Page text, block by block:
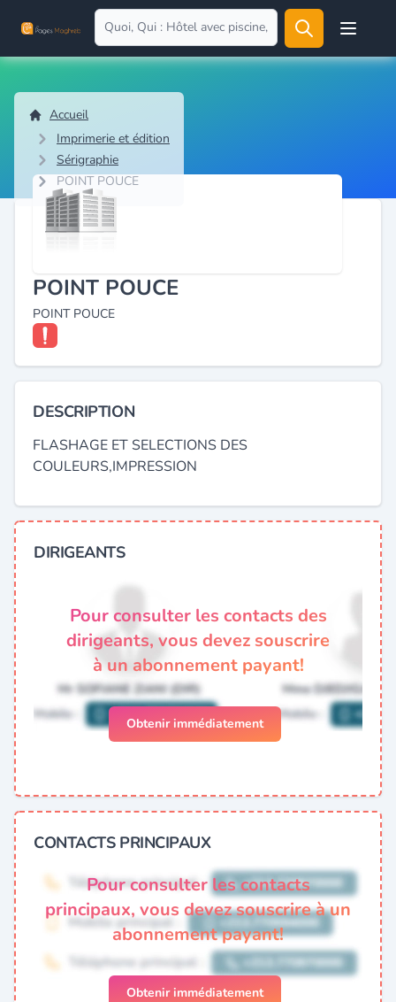
Open
Accueil
Imprimerie et édition
Sérigraphie
POINT POUCE
POINT POUCE
POINT POUCE
DESCRIPTION
FLASHAGE ET SELECTIONS DES
COULEURS,IMPRESSION
DIRIGEANTS
Pour consulter les contacts des
dirigeants, vous devez souscrire
à un abonnement payant!
Obtenir immédiatement
CONTACTS PRINCIPAUX
Pour consulter les contacts
principaux, vous devez souscrire à un
abonnement payant!
Obtenir immédiatement